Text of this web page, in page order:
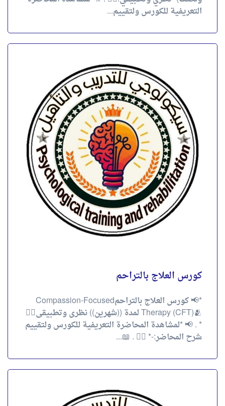
التعريفية للكورس ولتقييم...
كورس العلاج بالتراحم
*📢 كورس العلاج بالتراحمCompassion-Focused
Therapy (CFT)🫂 لمدة ((شهرين)) نظرى وتطبيقى👌🏻
* . 📢 *لمشاهدة المحاضرة التعريفية للكورس ولتقييم
شرح المحاضر:-* 👇🏻 . 📖...
كورس العلاج بالتراحم
*📢 كورس العلاج بالتراحمCompassion-Focused
Therapy (CFT)🫂 لمدة ((شهرين)) نظرى وتطبيقى👌🏻
* . 📢 *لمشاهدة المحاضرة التعريفية للكورس ولتقييم
شرح المحاضر:-* 👇🏻 . 📖...
تقييم4.00
out of 5
احجز الآن
كورس العلاج النفسي الوجودي